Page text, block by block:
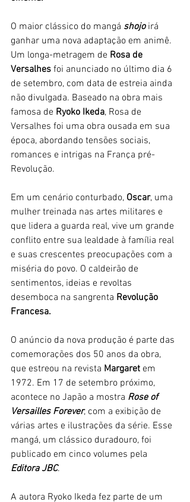
O maior clássico do mangá shojo irá
ganhar uma nova adaptação em animê.
Um longa-metragem de Rosa de
Versalhes foi anunciado no último dia 6
de setembro, com data de estreia ainda
não divulgada. Baseado na obra mais
famosa de Ryoko Ikeda, Rosa de
Versalhes foi uma obra ousada em sua
época, abordando tensões sociais,
romances e intrigas na França pré-
Revolução.
Em um cenário conturbado, Oscar, uma
mulher treinada nas artes militares e
que lidera a guarda real, vive um grande
conflito entre sua lealdade à família real
e suas crescentes preocupações com a
miséria do povo. O caldeirão de
sentimentos, ideias e revoltas
desemboca na sangrenta Revolução
Francesa.
O anúncio da nova produção é parte das
comemorações dos 50 anos da obra,
que estreou na revista Margaret em
1972. Em 17 de setembro próximo,
acontece no Japão a mostra Rose of
Versailles Forever, com a exibição de
várias artes e ilustrações da série. Esse
mangá, um clássico duradouro, foi
publicado em cinco volumes pela
Editora JBC.
A autora Ryoko Ikeda fez parte de um